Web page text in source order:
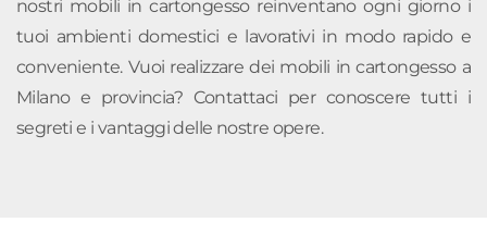
nostri mobili in cartongesso reinventano ogni giorno i
tuoi ambienti domestici e lavorativi in modo rapido e
conveniente. Vuoi realizzare dei mobili in cartongesso a
Milano e provincia? Contattaci per conoscere tutti i
segreti e i vantaggi delle nostre opere.